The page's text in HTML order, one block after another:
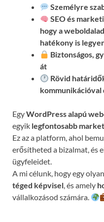
Személyre
SEO és
hogy a
hatékony is
Biztonságos,
át
Rövid
kommunikációval
EgyWordPress alapú
egyik legfontosabb
Ez az a platform, ahol
erősítheted a bizalmat, és
ügyfeleidet.
A mi célunk, hogy egy
téged képvisel, és amely
vállalkozásod számára.